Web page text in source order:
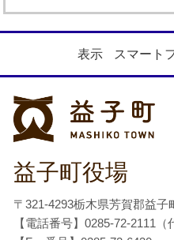
表示 スマート
益子町役場
〒321-4293栃木県芳賀郡益子
【電話番号】0285-72-2111（